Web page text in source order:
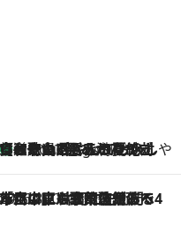
県の手みやげ ひんやりスイーツで夏を満喫
4 Hours Ago
【和歌山県】この夏絶対食べたい 冷やしておいしいおやつ3選 みかんがごろっと丸ごと入ったジュレ
CHOICE
2026.8.7
「立川にも歌舞伎があるんだよ」 片岡仁左衛門・市川中車ら豪華座組みで4年目の立川立飛歌舞伎へ